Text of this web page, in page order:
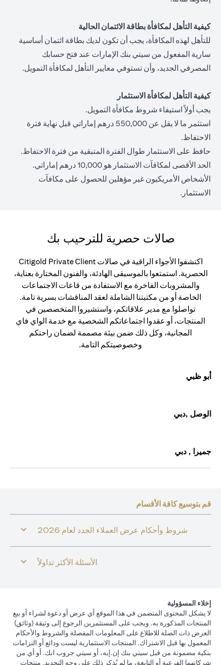
كيفية التأهل لمكافأة بطاقة الائتمان الحالية
للتأهل لهذه المكافأة، يجب أن تكون لديك بطاقة ائتمان أساسية
سارية المفعول من سيتي بنك الإمارات عند فتح حسابك
المصرفي الجديد، وأن تستوفي معايير التأهل لمكافأة التمويل.
كيفية التأهل لمكافأة الاستثمار
يجب أولاً استيفاء شروط مكافأة التمويل.
استثمر ما لا يقل عن 550,000 درهم إماراتي قبل نهاية فترة
الاحتفاظ.
حافظ على الاستثمار طوال الفترة المتبقية من فترة الاحتفاظ.
الحد الأقصى لمكافآت الاستثمار هو 10,000 درهم إماراتي.
الأشخاص الأمريكيون غير مؤهلين للحصول على مكافآت
الاستثمار.
صالات حصرية للترحيب بك
اكتشفوا الأجواء الراقية في صالات Citigold Private Client
الحصرية. استمتعوا بالموسيقى الهادئة، والفنون المختارة بعناية،
والمشروبات الفاخرة مع الاستفادة من قاعات الاجتماعات
الخاصة أو من مكتبتنا الشاملة لعقد المناقشات بسرية تامة.
تواصلوا مع مدير علاقاتكم، واستشيروا المتخصصين في
المنتجات، أو عقدوا اجتماعاتكم الشخصية مع خدمة الواي فاي
المجانية، وكل ذلك ضمن بيئة مصممة لضمان راحتكم
وخصوصيتكم التامة.
أبو ظبي
الوصل ,دبي
جميرا , دبي
قم بتوسيع كافة الأقسام
شروط وأحكام عرض العملاء الجدد لعام 2026
الأسئلة الأكثر تداولاً
إخلاء المسؤولية
لا يشكل المحتوى المتضمن في هذا الموقع أي عرض أو دعوة لشراء أو بيع
المنتجات المذكورة به. ويجب على المستثمرين الرجوع إلى وثيقة (وثائق)
العرض ذات الصلة للاطلاع على المعلومات المفصلة والشروط والأحكام
المعمول بها قبل الاشتراك. المنتجات الاستثمارية ليست ودائع أو التزامات
بنكية مضمونة من قبل سيتي بنك إن.إيه، أو سيتي جروب انك. أو أي من
شركاتهما الفرعية أو التابعة، ما لم يُذكر ذلك على وجه التحديد. منتجات